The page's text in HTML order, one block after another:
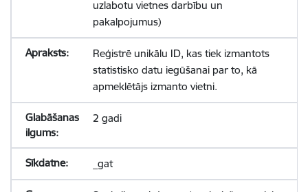
uzlabotu vietnes darbību un
pakalpojumus)
Reģistrē unikālu ID, kas tiek izmantots
statistisko datu iegūšanai par to, kā
apmeklētājs izmanto vietni.
2 gadi
_gat